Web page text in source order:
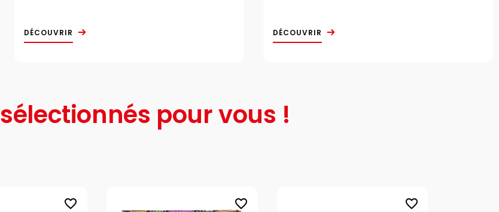
DÉCOUVRIR DÉCOUVRIR
sélectionnés pour vous !
favorite_border favorite_border favorite_border